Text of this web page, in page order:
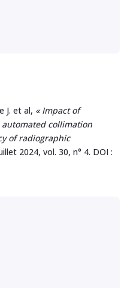
J. et al, « Impact of
collimation
of radiographic
2024, vol. 30, n° 4. DOI :